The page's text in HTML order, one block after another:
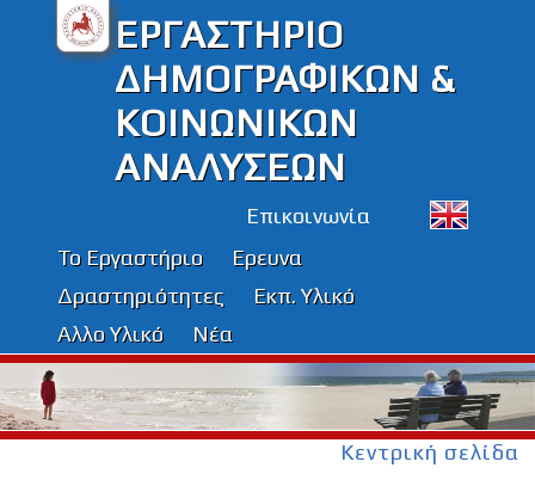
ΕΡΓΑΣΤΗΡΙΟ
ΔΗΜΟΓΡΑΦΙΚΩΝ &
ΚΟΙΝΩΝΙΚΩΝ
ΑΝΑΛΥΣΕΩΝ
Επικοινωνία
Το Εργαστήριο
Ερευνα
Δραστηριότητες
Εκπ. Υλικό
Αλλο Υλικό
Νέα
Κεντρική σελίδα